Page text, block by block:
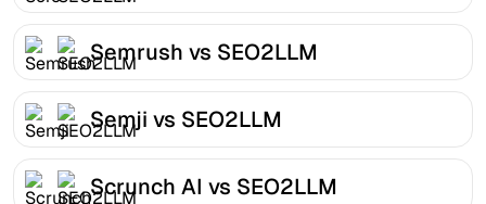
Semrush vs SEO2LLM
Semji vs SEO2LLM
Scrunch AI vs SEO2LLM